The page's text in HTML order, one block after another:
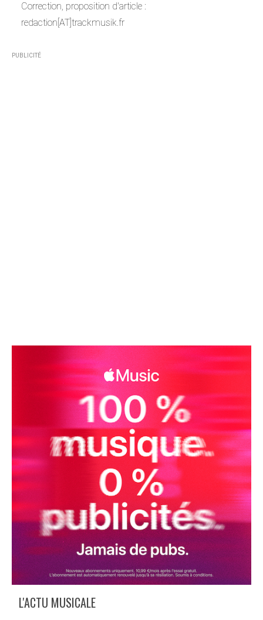
Correction, proposition d'article :
redaction[AT]trackmusik.fr
PUBLICITÉ
L'ACTU MUSICALE